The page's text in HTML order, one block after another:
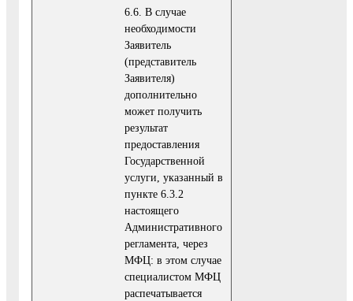
6.6. В случае
необходимости
Заявитель
(представитель
Заявителя)
дополнительно
может получить
результат
предоставления
Государственной
услуги, указанный в
пункте 6.3.2
настоящего
Административного
регламента, через
МФЦ: в этом случае
специалистом МФЦ
распечатывается